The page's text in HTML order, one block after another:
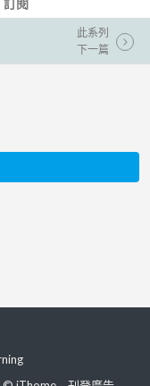
訂閱
此系列
下一篇